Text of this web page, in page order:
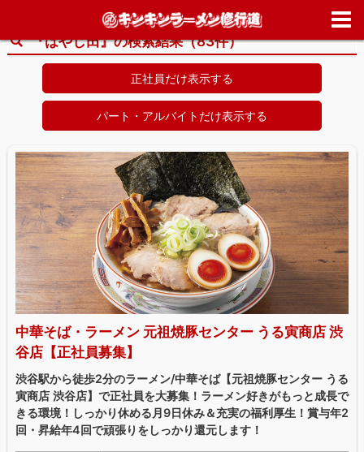
Search results for 'はやし田'
『はやし田』の検索結果（83件）
正社員だけ表示する
パート・アルバイトだけ表示する
中華そば・ラーメン 元祖焼豚センター うる寅商店 渋
谷店【正社員募集】
渋谷駅から徒歩2分のラーメン/中華そば【元祖焼豚センター うる
寅商店 渋谷店】で正社員を大募集！ラーメン好きがもっと成長で
きる環境！しっかり休める月9日休み＆充実の福利厚生！賞与年2
回・昇給年4回で頑張りをしっかり還元します！